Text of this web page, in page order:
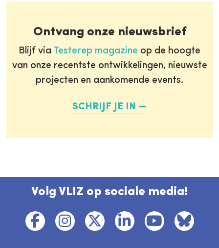
Ontvang onze nieuwsbrief
Blijf via Testerep magazine op de hoogte
van onze recentste ontwikkelingen, nieuwste
projecten en aankomende events.
SCHRIJF JE IN
Volg VLIZ op sociale media!